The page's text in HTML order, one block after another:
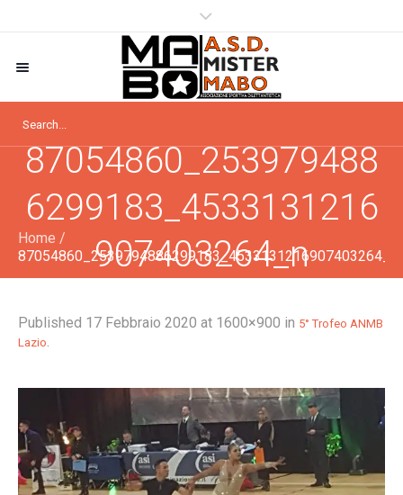
87054860_253979488
6299183_4533131216
907403264_n
Home /
87054860_2539794886299183_4533131216907403264_n
Published 17 Febbraio 2020 at 1600×900 in 5° Trofeo ANMB
Lazio.